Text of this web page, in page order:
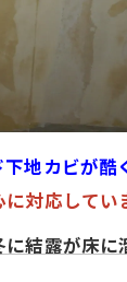
地カビが
対応してい
に結露が床